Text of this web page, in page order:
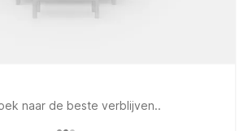
naar de beste verblijven..